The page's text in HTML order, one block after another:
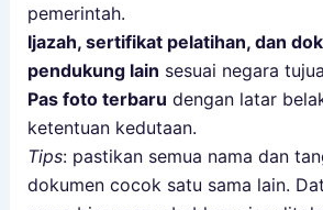
pemerintah.
Ijazah, sertifikat pelatihan, dan
pendukung lain sesuai negara
Pas foto terbaru dengan latar
ketentuan kedutaan.
Tips: pastikan semua nama dan
dokumen cocok satu sama lain.